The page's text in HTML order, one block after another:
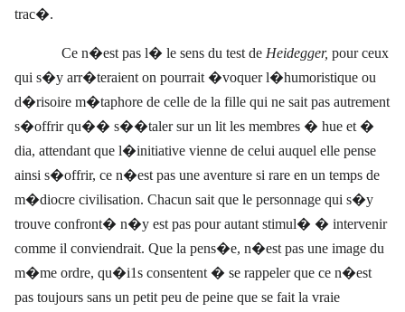
trac�.
Ce n�est pas l� le sens du test de Heidegger, pour ceux
qui s�y arr�teraient on pourrait �voquer l�humoristique ou
d�risoire m�taphore de celle de la fille qui ne sait pas autrement
s�offrir qu�� s��taler sur un lit les membres � hue et �
dia, attendant que l�initiative vienne de celui auquel elle pense
ainsi s�offrir, ce n�est pas une aventure si rare en un temps de
m�diocre civilisation. Chacun sait que le personnage qui s�y
trouve confront� n�y est pas pour autant stimul� � intervenir
comme il conviendrait. Que la pens�e, n�est pas une image du
m�me ordre, qu�i1s consentent � se rappeler que ce n�est
pas toujours sans un petit peu de peine que se fait la vraie